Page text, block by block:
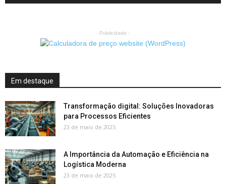
- Publicidade -
Em destaque
Transformação digital: Soluções Inovadoras
para Processos Eficientes
23 de maio de 2025
A Importância da Automação e Eficiência na
Logística Moderna
23 de maio de 2025